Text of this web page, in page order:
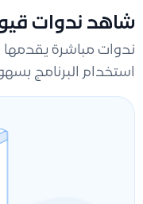
شاهد ندوات
ندوات مباشرة
استخدام البرنامج